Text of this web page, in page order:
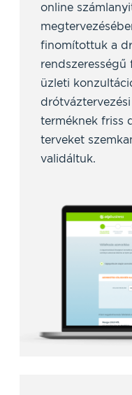
online
finomítottuk a
rendszerességű
üzleti
terméknek friss
terveket
validáltuk.